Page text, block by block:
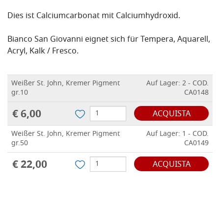
Dies ist Calciumcarbonat mit Calciumhydroxid.
Bianco San Giovanni eignet sich für Tempera, Aquarell,
Acryl, Kalk / Fresco.
Weißer St. John, Kremer Pigment
gr.10
Auf Lager: 2 - COD.
CA0148
€ 6,00 ACQUISTA
Weißer St. John, Kremer Pigment
gr.50
Auf Lager: 1 - COD.
CA0149
€ 22,00 ACQUISTA